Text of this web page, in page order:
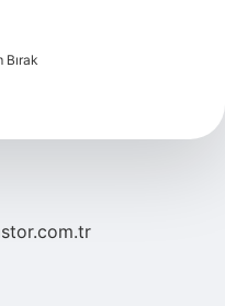
Bırak